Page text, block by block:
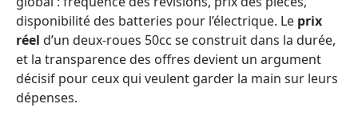
disponibilité des batteries pour l’électrique. Le prix
réel d’un deux-roues 50cc se construit dans la durée,
et la transparence des offres devient un argument
décisif pour ceux qui veulent garder la main sur leurs
dépenses.